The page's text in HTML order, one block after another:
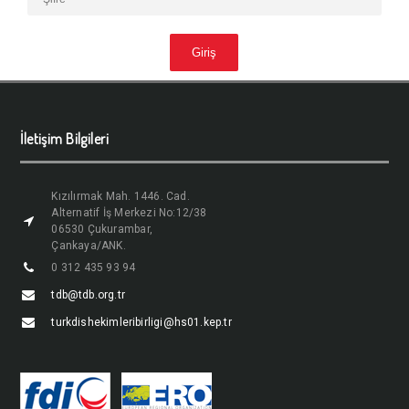
İletişim Bilgileri
Kızılırmak Mah. 1446. Cad.
Alternatif İş Merkezi No:12/38
06530 Çukurambar,
Çankaya/ANK.
0 312 435 93 94
tdb@tdb.org.tr
turkdishekimleribirligi@hs01.kep.tr